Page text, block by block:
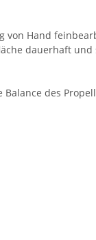
von Hand
dauerhaft
des